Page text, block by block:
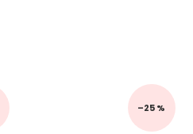
–25 %